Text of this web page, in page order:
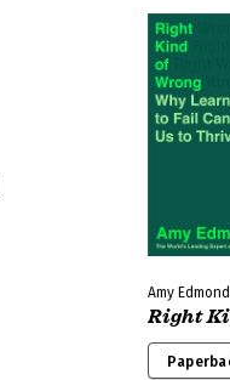
Amy
Right